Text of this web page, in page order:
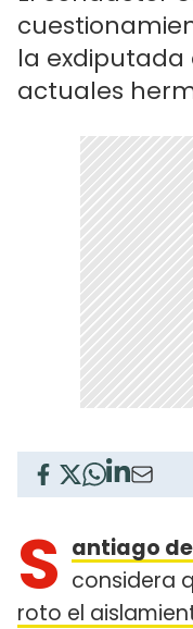
la exdiputada
actuales
S antiago
considera
roto el